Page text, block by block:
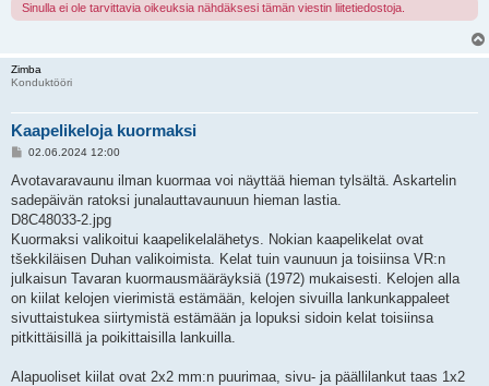
Sinulla ei ole tarvittavia oikeuksia nähdäksesi tämän viestin liitetiedostoja.
Zimba
Konduktööri
Kaapelikeloja kuormaksi
V
e
t
i
02.06.2024 12:00
Avotavaravaunu ilman kuormaa voi näyttää hieman tylsältä. Askartelin
sadepäivän ratoksi junalauttavaunuun hieman lastia.
D8C48033-2.jpg
Kuormaksi valikoitui kaapelikelalähetys. Nokian kaapelikelat ovat
tšekkiläisen Duhan valikoimista. Kelat tuin vaunuun ja toisiinsa VR:n
julkaisun Tavaran kuormausmääräyksiä (1972) mukaisesti. Kelojen alla
on kiilat kelojen vierimistä estämään, kelojen sivuilla lankunkappaleet
sivuttaistukea siirtymistä estämään ja lopuksi sidoin kelat toisiinsa
pitkittäisillä ja poikittaisilla lankuilla.
Alapuoliset kiilat ovat 2x2 mm:n puurimaa, sivu- ja päällilankut taas 1x2